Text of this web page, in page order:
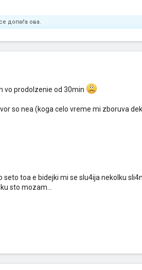
допаѓа ова.
vo prodolzenie od 30min
so nea (koga celo vreme mi zboruva
toa e bidejki mi se slu4ija nekolku
sto mozam...